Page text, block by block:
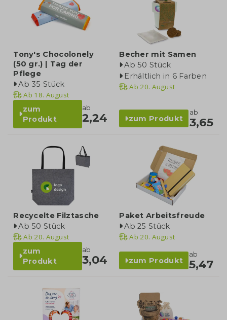
Tony's Chocolonely
(50 gr.) | Tag der
Pflege
Ab 35 Stück
Ab 18. August
zum
Produkt
ab
2,24
Becher mit Samen
Ab 50 Stück
Erhältlich in 6 Farben
Ab 20. August
zum Produkt
ab
3,65
Recycelte Filztasche
Ab 50 Stück
Ab 20. August
zum
Produkt
ab
3,04
Paket Arbeitsfreude
Ab 25 Stück
Ab 20. August
zum Produkt
ab
5,47